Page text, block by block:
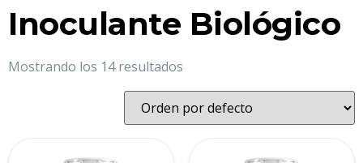
Inoculante Biológico
Mostrando los 14 resultados